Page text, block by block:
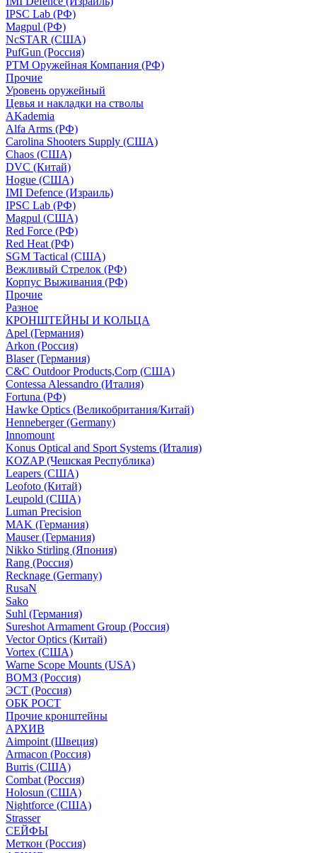
IPSC Lab (РФ)
Magpul (РФ)
NcSTAR (США)
PufGun (Россия)
РТМ Оружейная Компания (РФ)
Прочие
Уровень оружейный
Цевья и накладки на стволы
AKademia
Alfa Arms (РФ)
Carolina Shooters Supply (США)
Chaos (США)
DVC (Китай)
Hogue (США)
IMI Defence (Израиль)
IPSC Lab (РФ)
Magpul (США)
Red Force (РФ)
Red Heat (РФ)
SGM Tactical (США)
Вежливый Стрелок (РФ)
Корпус Выживания (РФ)
Прочие
Разное
КРОНШТЕЙНЫ И КОЛЬЦА
Apel (Германия)
Arkon (Россия)
Blaser (Германия)
C&C Outdoor Products,Corp (США)
Contessa Alessandro (Италия)
Fortuna (РФ)
Hawke Optics (Великобритания/Китай)
Henneberger (Germany)
Innomount
Konus Optical and Sport Systems (Италия)
KOZAP (Чешская Республика)
Leapers (США)
Leofoto (Китай)
Leupold (США)
Luman Precision
MAK (Германия)
Mauser (Германия)
Nikko Stirling (Япония)
Rang (Россия)
Recknage (Germany)
RusaN
Sako
Suhl (Германия)
Sureshot Armament Group (Россия)
Vector Optics (Китай)
Vortex (США)
Warne Scope Mounts (USA)
ВОМЗ (Россия)
ЭСТ (Россия)
ОБК РОСТ
Прочие кронштейны
АРХИВ
Aimpoint (Швеция)
Armacon (Россия)
Burris (США)
Combat (Россия)
Holosun (США)
Nightforce (США)
Strasser
СЕЙФЫ
Меткон (Россия)